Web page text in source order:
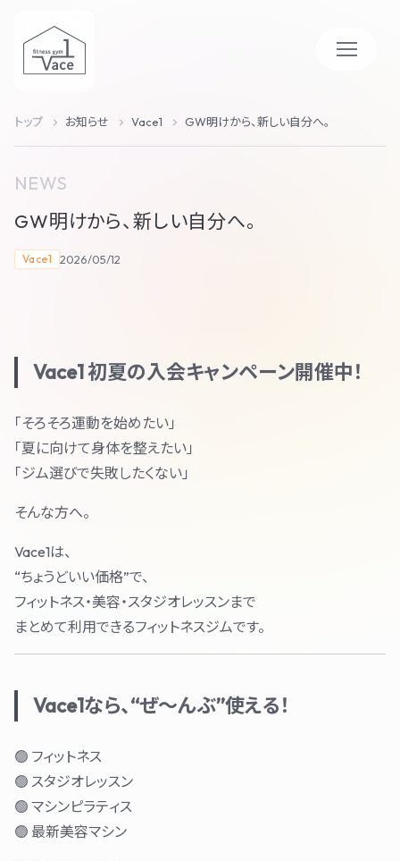
トップ お知らせ Vace1 GW明けから、新しい自分へ。
NEWS
GW明けから、新しい自分へ。
Vace1 2026/05/12
Vace1 初夏の入会キャンペーン開催中！
「そろそろ運動を始めたい」
「夏に向けて身体を整えたい」
「ジム選びで失敗したくない」
そんな方へ。
Vace1は、
“ちょうどいい価格”で、
フィットネス・美容・スタジオレッスンまで
まとめて利用できるフィットネスジムです。
Vace1なら、“ぜ〜んぶ”使える！
🟢 フィットネス
🟢 スタジオレッスン
🟢 マシンピラティス
🟢 最新美容マシン